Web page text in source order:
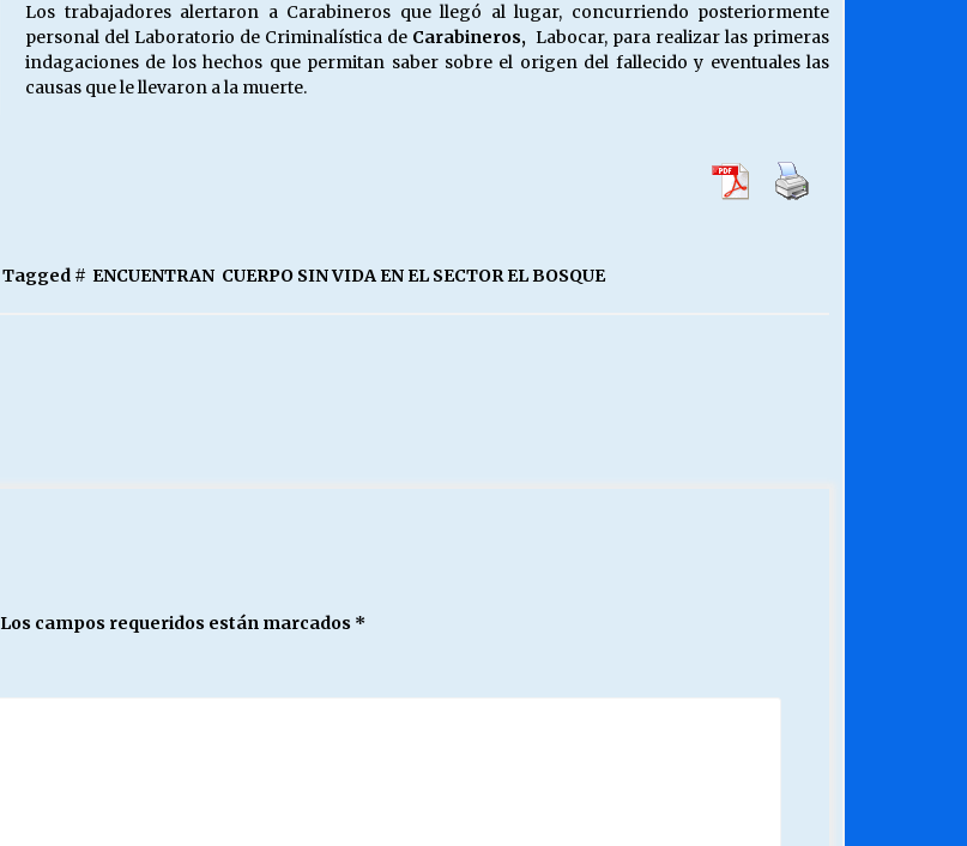
Los trabajadores alertaron a Carabineros que llegó al lugar, concurriendo posteriormente
personal del Laboratorio de Criminalística de Carabineros, Labocar, para realizar las primeras
indagaciones de los hechos que permitan saber sobre el origen del fallecido y eventuales las
causas que le llevaron a la muerte.
Tagged # ENCUENTRAN CUERPO SIN VIDA EN EL SECTOR EL BOSQUE
Los campos requeridos están marcados *